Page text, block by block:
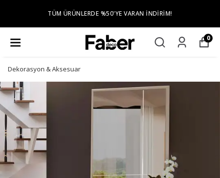
TÜM ŞEHIR MERKEZLERINE ÜCRETSIZ
KURULUM
0
Dekorasyon & Aksesuar